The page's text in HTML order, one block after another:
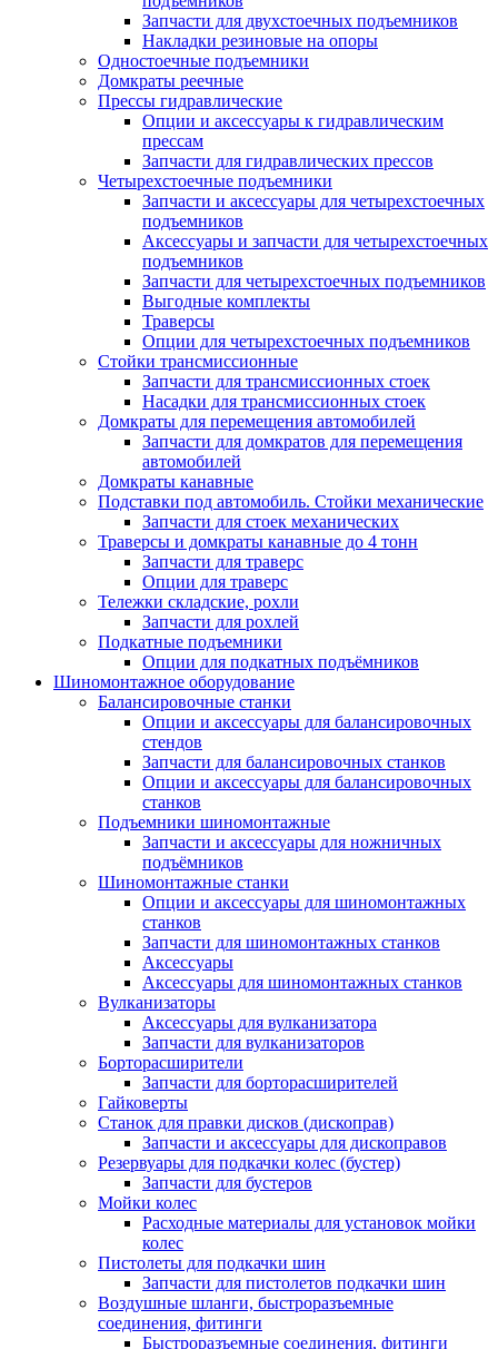
Запчасти для двухстоечных подъемников
Накладки резиновые на опоры
Одностоечные подъемники
Домкраты реечные
Прессы гидравлические
Опции и аксессуары к гидравлическим
прессам
Запчасти для гидравлических прессов
Четырехстоечные подъемники
Запчасти и аксессуары для четырехстоечных
подъемников
Аксессуары и запчасти для четырехстоечных
подъемников
Запчасти для четырехстоечных подъемников
Выгодные комплекты
Траверсы
Опции для четырехстоечных подъемников
Стойки трансмиссионные
Запчасти для трансмиссионных стоек
Насадки для трансмиссионных стоек
Домкраты для перемещения автомобилей
Запчасти для домкратов для перемещения
автомобилей
Домкраты канавные
Подставки под автомобиль. Стойки механические
Запчасти для стоек механических
Траверсы и домкраты канавные до 4 тонн
Запчасти для траверс
Опции для траверс
Тележки складские, рохли
Запчасти для рохлей
Подкатные подъемники
Опции для подкатных подъёмников
Шиномонтажное оборудование
Балансировочные станки
Опции и аксессуары для балансировочных
стендов
Запчасти для балансировочных станков
Опции и аксессуары для балансировочных
станков
Подъемники шиномонтажные
Запчасти и аксессуары для ножничных
подъёмников
Шиномонтажные станки
Опции и аксессуары для шиномонтажных
станков
Запчасти для шиномонтажных станков
Аксессуары
Аксессуары для шиномонтажных станков
Вулканизаторы
Аксессуары для вулканизатора
Запчасти для вулканизаторов
Борторасширители
Запчасти для борторасширителей
Гайковерты
Станок для правки дисков (дископрав)
Запчасти и аксессуары для дископравов
Резервуары для подкачки колес (бустер)
Запчасти для бустеров
Мойки колес
Расходные материалы для установок мойки
колес
Пистолеты для подкачки шин
Запчасти для пистолетов подкачки шин
Воздушные шланги, быстроразъемные
соединения, фитинги
Быстроразъемные соединения, фитинги